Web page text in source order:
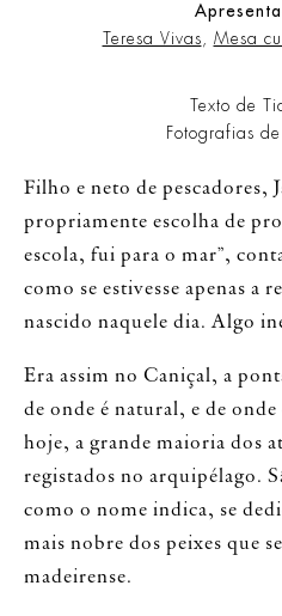
Teresa Vivas
Mesa
Texto de
Fotografias
Filho e neto de pescadores,
propriamente escolha de
escola, fui para o mar”,
como se estivesse apenas a
nascido naquele dia. Algo
Era assim no Caniçal, a
de onde é natural, e de
hoje, a grande maioria dos
registados no arquipélago.
como o nome indica, se
mais nobre dos peixes que
madeirense.